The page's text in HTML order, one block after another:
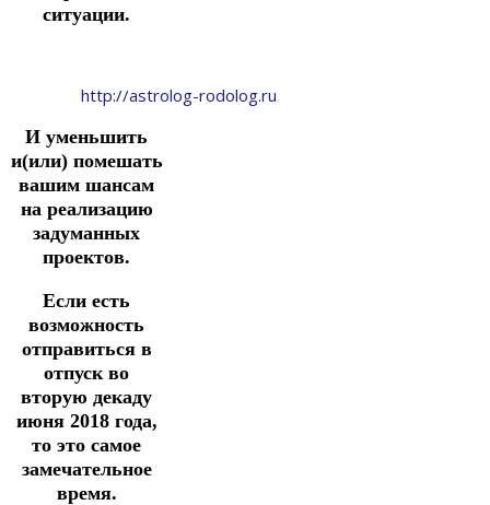
ситуации.
http://astrolog-rodolog.ru
И уменьшить
и(или) помешать
вашим шансам
на реализацию
задуманных
проектов.
Если есть
возможность
отправиться в
отпуск во
вторую декаду
июня 2018 года,
то это самое
замечательное
время.